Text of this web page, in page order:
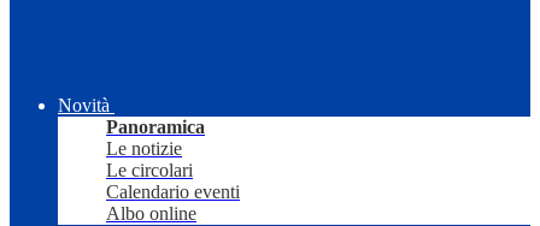
Novità
Panoramica
Le notizie
Le circolari
Calendario eventi
Albo online